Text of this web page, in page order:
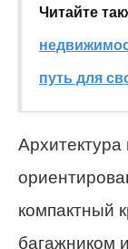
Читайте
путь для
Архитектура
компактный
багажником